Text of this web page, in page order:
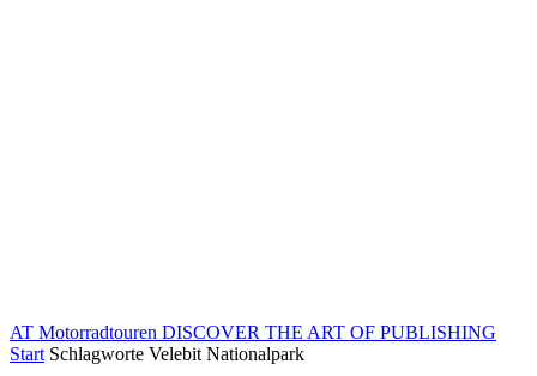
AT Motorradtouren DISCOVER THE ART OF PUBLISHING
Start Schlagworte Velebit Nationalpark